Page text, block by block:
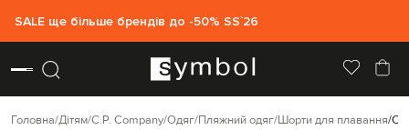
SALE ще більше брендів до -50% SS`26
Головна Дітям C.P. Company Одяг Пляжний одяг Шорти для плавання